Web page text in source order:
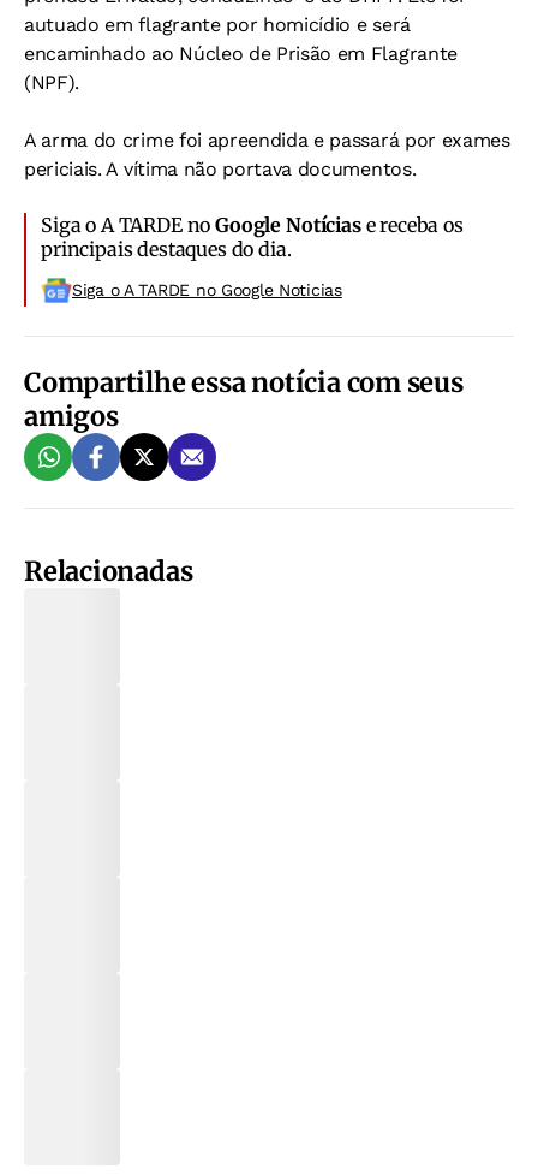
autuado em flagrante por homicídio e será
encaminhado ao Núcleo de Prisão em Flagrante
(NPF).
A arma do crime foi apreendida e passará por exames
periciais. A vítima não portava documentos.
Siga o A TARDE noGoogle Notíciase receba os
principais destaques do dia.
Siga o A TARDE no Google Noticias
Compartilhe essa notícia com seus
amigos
Relacionadas